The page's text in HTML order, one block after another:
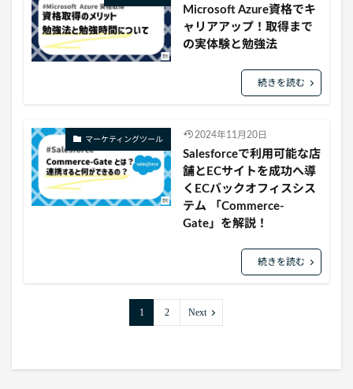
Microsoft Azure資格でキ
ャリアアップ！取得まで
の実体験と勉強法
続きを読む
マーケティングツール 2024年11月20日
Salesforceで利用可能な店
舗とECサイトを成功へ導
くECバックオフィスシス
テム 「Commerce-
Gate」を解説！
続きを読む
1 2 Next